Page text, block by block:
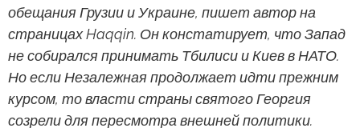
обещания Грузии и Украине, пишет автор на
страницах Haqqin. Он констатирует, что Запад
не собирался принимать Тбилиси и Киев в НАТО.
Но если Незалежная продолжает идти прежним
курсом, то власти страны святого Георгия
созрели для пересмотра внешней политики.